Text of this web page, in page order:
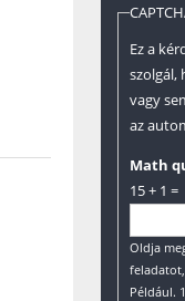
Ez a
szolgál,
vagy
az
Math
15 + 1 =
Oldja
Például.